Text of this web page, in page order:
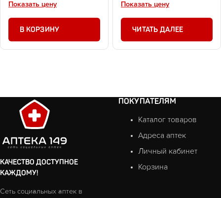
Показать цену
В КОРЗИНУ
Показать цену
ЧИТАТЬ ДАЛЕЕ
КАЧЕСТВО ДОСТУПНОЕ
КАЖДОМУ!
Сеть социальных аптек в
ПОКУПАТЕЛЯМ
Каталог товаров
Адреса аптек
Личный кабинет
Корзина